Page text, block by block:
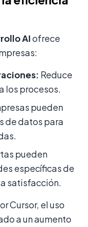
AIofrece
Reduce
los procesos.
pueden
de datos para
pueden
específicas de
satisfacción.
Cursor, el uso
a un aumento